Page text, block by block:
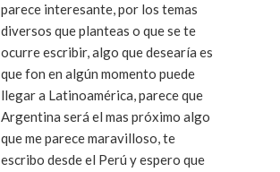
parece interesante, por los temas
diversos que planteas o que se te
ocurre escribir, algo que desearía es
que fon en algún momento puede
llegar a Latinoamérica, parece que
Argentina será el mas próximo algo
que me parece maravilloso, te
escribo desde el Perú y espero que